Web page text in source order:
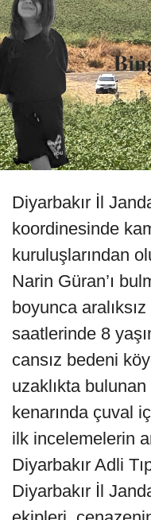
Diyarbakır İl
koordinesinde
kuruluşlarından
Narin Güran’ı
boyunca
saatlerinde 8
cansız bedeni
uzaklıkta
kenarında çuval
ilk incelemelerin
Diyarbakır Adli
Diyarbakır İl